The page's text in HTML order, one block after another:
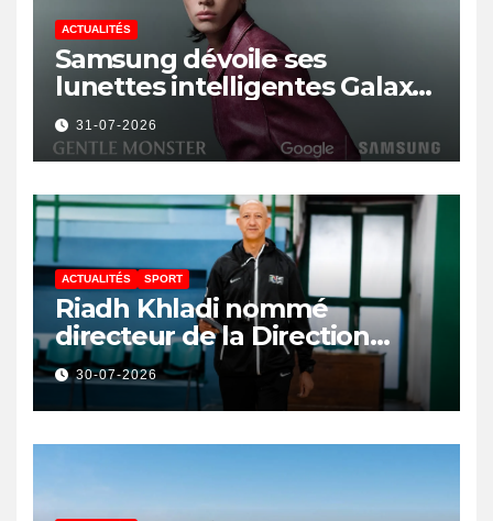
ACTUALITÉS
Samsung dévoile ses
lunettes intelligentes Galaxy
avec IA et Gemini
31-07-2026
ACTUALITÉS SPORT
Riadh Khladi nommé
directeur de la Direction
Nationale de l’Arbitrage
30-07-2026